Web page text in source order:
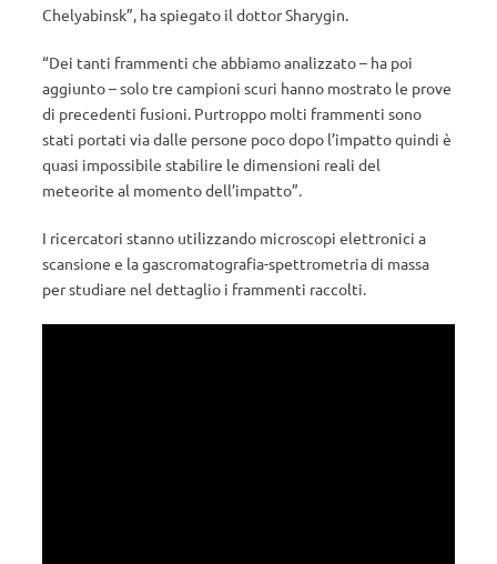
Chelyabinsk”, ha spiegato il dottor Sharygin.
“Dei tanti frammenti che abbiamo analizzato – ha poi
aggiunto – solo tre campioni scuri hanno mostrato le prove
di precedenti fusioni. Purtroppo molti frammenti sono
stati portati via dalle persone poco dopo l’impatto quindi è
quasi impossibile stabilire le dimensioni reali del
meteorite al momento dell’impatto”.
I ricercatori stanno utilizzando microscopi elettronici a
scansione e la gascromatografia-spettrometria di massa
per studiare nel dettaglio i frammenti raccolti.